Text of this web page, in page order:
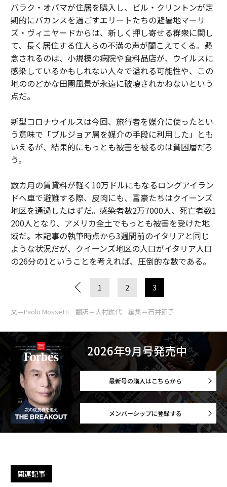
バラク・オバマが住居を購入し、ビル・クリントンが定
期的にバカンスを過ごすエリートたちの避暑地マーサ
ズ・ヴィニヤードからは、新しく押し寄せる群衆に関し
て、長く居住する住人らの不満の声が聞こえてくる。懸
念されるのは、小規模の病院や食料品店が、ウイルスに
感染しているかもしれない人々で溢れる可能性や、この
地ののどかな田園風景が永遠に破壊されかねないという
点だ。
新型コロナウイルスは今回、旅行者を媒介に使ったとい
う意味で「ブルジョア層を媒介の手段に利用した」とも
いえるが、結果的にもっとも被害を被るのは貧困層だろ
う。
数カ月の賃貸料が軽く10万ドルにもなるロングアイラン
ドへ車で避難する際、皮肉にも、富豪たちはクイーンズ
地区を通過したはずだ。感染者数2万7000人、死亡者数1
200人となり、アメリカ全土でもっとも被害を受けた地
域だ。本記事の執筆時点から3週間前のイタリアと同じ
ような状況だが、クイーンズ地区の人口がイタリア人口
の26分の1ということを考えれば、圧倒的な数である。
1 2 3
文＝Paolo Mossetti 翻訳＝大村紘代 編集＝石井節子
2026年9月号発売中
最新号の購入はこちらから
メンバーシップに登録する
関連記事